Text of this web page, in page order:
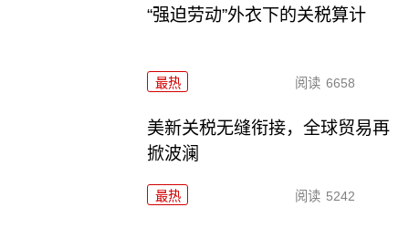
“强迫劳动”外衣下的关税算计
最热 阅读 6658
美新关税无缝衔接，全球贸易再
掀波澜
最热 阅读 5242